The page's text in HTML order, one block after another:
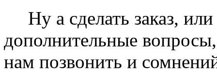
Ну а сделать заказ, или
дополнительные вопросы,
нам позвонить и